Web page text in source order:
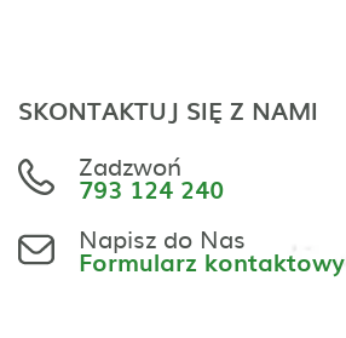
SKONTAKTUJ SIĘ Z NAMI
Zadzwoń
793 124 240
Napisz do Nas
Formularz kontaktowy